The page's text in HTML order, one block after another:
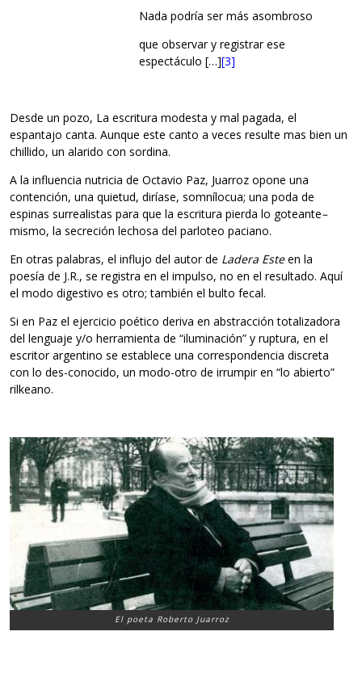
Nada podría ser más asombroso
que observar y registrar ese
espectáculo […][3]
Desde un pozo, La escritura modesta y mal pagada, el
espantajo canta. Aunque este canto a veces resulte mas bien un
chillido, un alarido con sordina.
A la influencia nutricia de Octavio Paz, Juarroz opone una
contención, una quietud, diríase, somnílocua; una poda de
espinas surrealistas para que la escritura pierda lo goteante–
mismo, la secreción lechosa del parloteo paciano.
En otras palabras, el influjo del autor de Ladera Esteen la
poesía de J.R., se registra en el impulso, no en el resultado. Aquí
el modo digestivo es otro; también el bulto fecal.
Si en Paz el ejercicio poético deriva en abstracción totalizadora
del lenguaje y/o herramienta de “iluminación” y ruptura, en el
escritor argentino se establece una correspondencia discreta
con lo des-conocido, un modo-otro de irrumpir en “lo abierto”
rilkeano.
El poeta Roberto Juarroz